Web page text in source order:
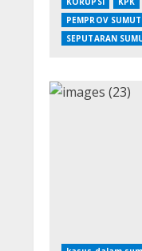
PEMPROV SUMUT
SEPUTARAN